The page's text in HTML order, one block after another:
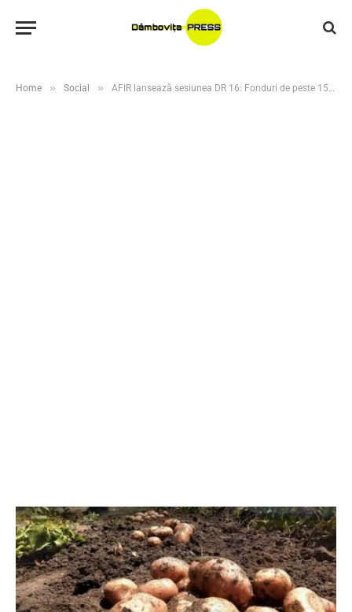
Home » Social » AFIR lansează sesiunea DR 16: Fonduri de peste 151 milioane euro pentru ferme de legume și cartofi